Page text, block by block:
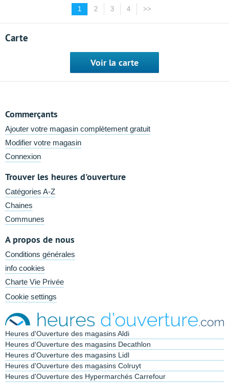
1 2 3 4 >>
Carte
Voir la carte
Commerçants
Ajouter votre magasin complètement gratuit
Modifier votre magasin
Connexion
Trouver les heures d'ouverture
Catégories A-Z
Chaines
Communes
A propos de nous
Conditions générales
info cookies
Charte Vie Privée
Cookie settings
Heures d'Ouverture des magasins Aldi
Heures d'Ouverture des magasins Decathlon
Heures d'Ouverture des magasins Lidl
Heures d'Ouverture des magasins Colruyt
Heures d'Ouverture des Hypermarchés Carrefour